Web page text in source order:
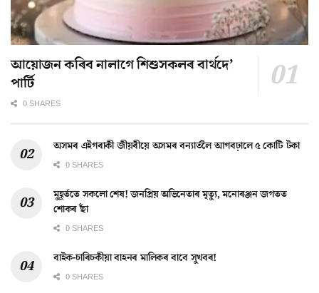
আয়োজন কৰিব নালাগে শিশুসকলৰ বাৰ্থদে’
পাৰ্টি
0 SHARES
অসমৰ এইগৰাকী জীয়ৰীয়ে অসমৰ বন্যাৰ্তলৈ আগবঢ়ালে ৫ কোটি টকা
0 SHARES
মুহূৰ্ততে সকলো শেষ! জনপ্ৰিয় অভিনেতাৰ মৃত্যু, মনোৰঞ্জন জগতত
শোকৰ ছাঁ
0 SHARES
বাইক-চাৰিচকীয়া বাহনৰ মালিকৰ বাবে সুখবৰ!
0 SHARES